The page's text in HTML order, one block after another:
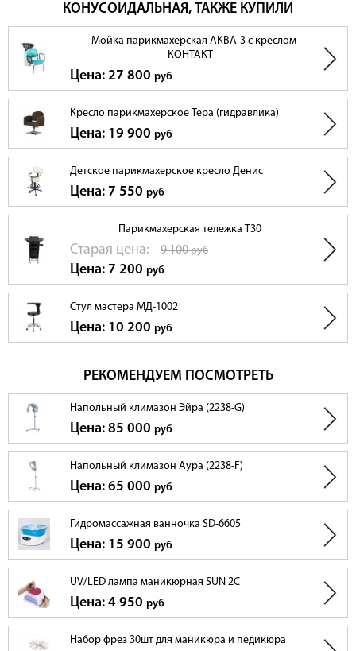
КОНУСОИДАЛЬНАЯ, ТАКЖЕ КУПИЛИ
Мойка парикмахерская АКВА-3 с креслом
КОНТАКТ
Цена: 27 800 руб
Кресло парикмахерское Тера (гидравлика)
Цена: 19 900 руб
Детское парикмахерское кресло Денис
Цена: 7 550 руб
Парикмахерская тележка T30
Cтарая цена: 9 100руб
Цена: 7 200 руб
Стул мастера МД-1002
Цена: 10 200 руб
РЕКОМЕНДУЕМ ПОСМОТРЕТЬ
Напольный климазон Эйра (2238-G)
Цена: 85 000 руб
Напольный климазон Аура (2238-F)
Цена: 65 000 руб
Гидромассажная ванночка SD-6605
Цена: 15 900 руб
UV/LED лампа маникюрная SUN 2C
Цена: 4 950 руб
Набор фрез 30шт для маникюра и педикюра